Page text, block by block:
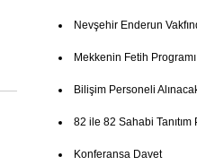
Nevşehir Enderun
Mekkenin Fetih Programı
Bilişim Personeli
82 ile 82 Sahabi Tanıtım
Konferansa Davet